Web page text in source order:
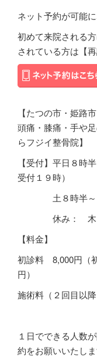
ネット予約が可能に
初めて来院される
されている方は【
【たつの市・姫路
頭痛・膝痛・手や
らフジイ整骨院】
【受付】平日８時
受付１９時）
土８時半～１
休み： 木・
【料金】
初診料 8,000円（
円）
施術料（２回目以
１日でできる人数
約をお願いいたし